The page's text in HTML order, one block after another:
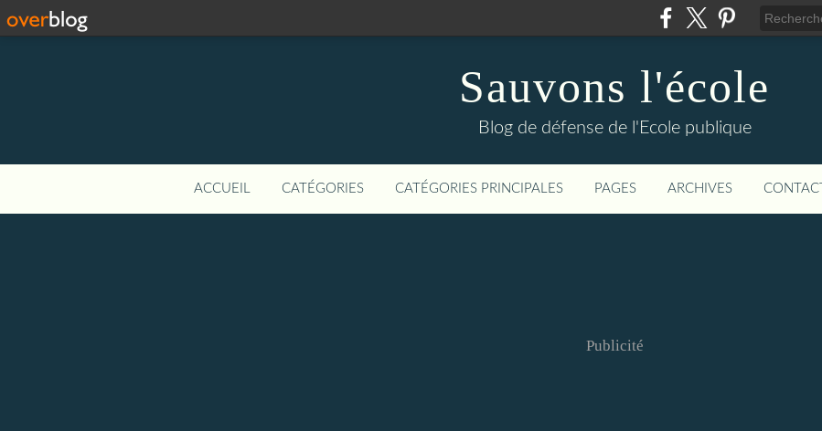
Sauvons l'école
Blog de défense de l'Ecole publique
ACCUEIL CATÉGORIES CATÉGORIES PRINCIPALES PAGES ARCHIVES CONTACT
Publicité